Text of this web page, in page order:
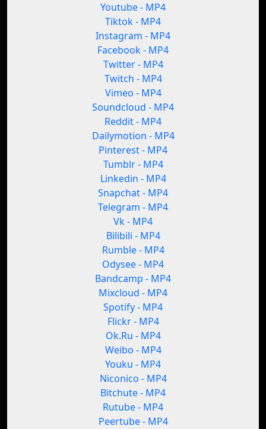
Youtube - MP4
Tiktok - MP4
Instagram - MP4
Facebook - MP4
Twitter - MP4
Twitch - MP4
Vimeo - MP4
Soundcloud - MP4
Reddit - MP4
Dailymotion - MP4
Pinterest - MP4
Tumblr - MP4
Linkedin - MP4
Snapchat - MP4
Telegram - MP4
Vk - MP4
Bilibili - MP4
Rumble - MP4
Odysee - MP4
Bandcamp - MP4
Mixcloud - MP4
Spotify - MP4
Flickr - MP4
Ok.Ru - MP4
Weibo - MP4
Youku - MP4
Niconico - MP4
Bitchute - MP4
Rutube - MP4
Peertube - MP4